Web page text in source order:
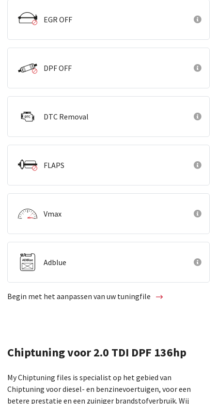
EGR OFF
DPF OFF
DTC Removal
FLAPS
Vmax
Adblue
Begin met het aanpassen van uw tuningfile
Chiptuning voor 2.0 TDI DPF 136hp
My Chiptuning files is specialist op het gebied van
Chiptuning voor diesel- en benzinevoertuigen, voor een
betere prestatie en een zuiniger brandstofverbruik. Wij